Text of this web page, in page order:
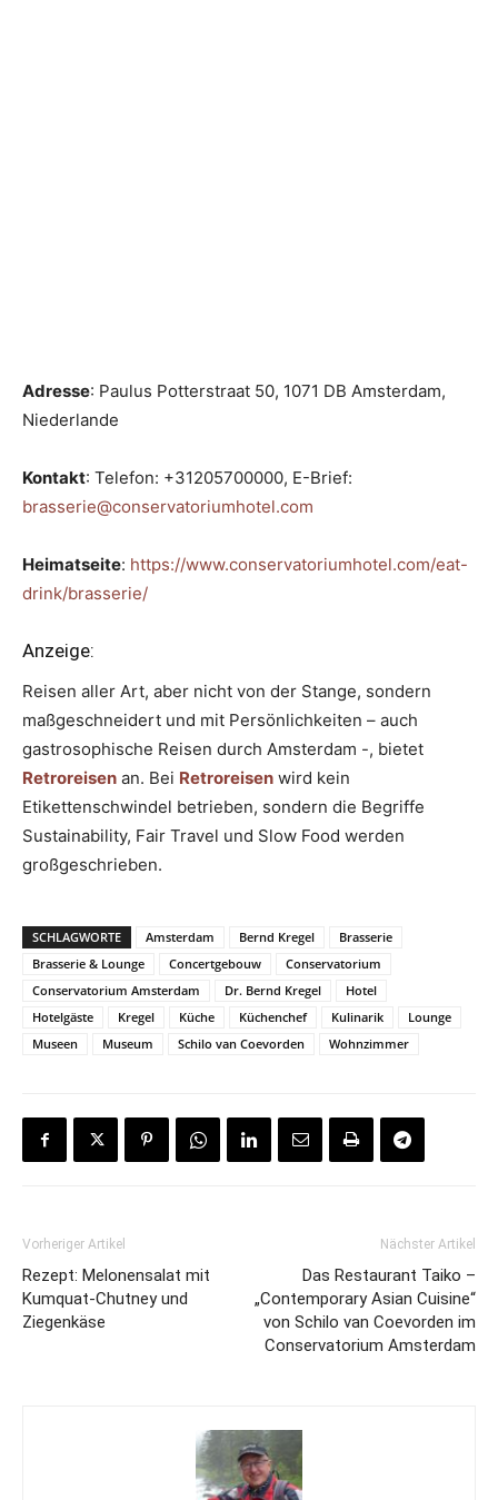
Adresse: Paulus Potterstraat 50, 1071 DB Amsterdam,
Niederlande
Kontakt: Telefon: +31205700000, E-Brief:
brasserie@conservatoriumhotel.com
Heimatseite: https://www.conservatoriumhotel.com/eat-
drink/brasserie/
Anzeige:
Reisen aller Art, aber nicht von der Stange, sondern
maßgeschneidert und mit Persönlichkeiten – auch
gastrosophische Reisen durch Amsterdam -, bietet
Retroreisen an. Bei Retroreisen wird kein
Etikettenschwindel betrieben, sondern die Begriffe
Sustainability, Fair Travel und Slow Food werden
großgeschrieben.
SCHLAGWORTE Amsterdam Bernd Kregel
Brasserie
Brasserie & Lounge
Concertgebouw
Conservatorium
Conservatorium Amsterdam
Dr. Bernd Kregel
Hotel
Hotelgäste
Kregel Küche Küchenchef Kulinarik
Lounge
Museen
Museum Schilo van Coevorden Wohnzimmer
Vorheriger Artikel
Rezept: Melonensalat mit
Kumquat-Chutney und
Ziegenkäse
Nächster Artikel
Das Restaurant Taiko –
„Contemporary Asian Cuisine“
von Schilo van Coevorden im
Conservatorium Amsterdam